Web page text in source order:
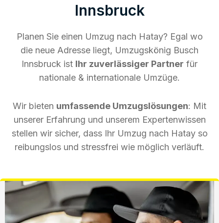
Innsbruck
Planen Sie einen Umzug nach Hatay? Egal wo
die neue Adresse liegt, Umzugskönig Busch
Innsbruck ist Ihr zuverlässiger Partner für
nationale & internationale Umzüge.
Wir bieten umfassende Umzugslösungen: Mit
unserer Erfahrung und unserem Expertenwissen
stellen wir sicher, dass Ihr Umzug nach Hatay so
reibungslos und stressfrei wie möglich verläuft.